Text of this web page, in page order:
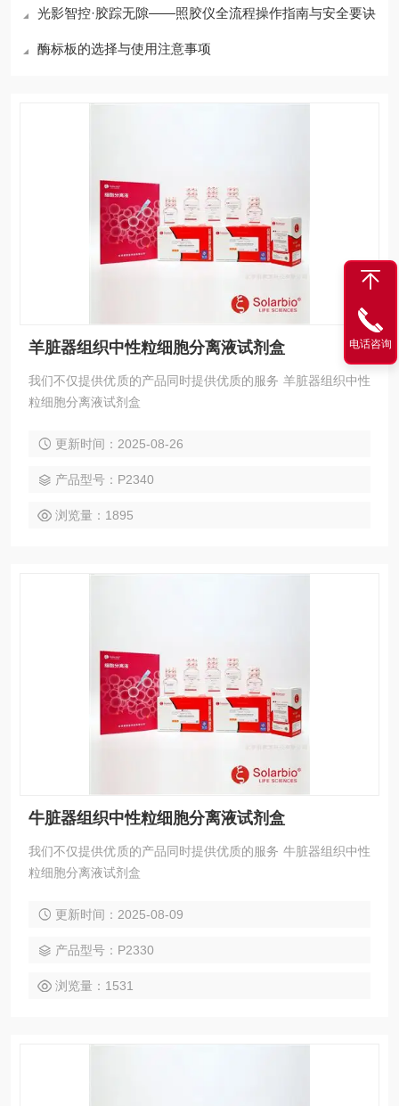
光影智控·胶踪无隙——照胶仪全流程操作指南与安全要诀
酶标板的选择与使用注意事项
羊脏器组织中性粒细胞分离液试剂盒
我们不仅提供优质的产品同时提供优质的服务 羊脏器组织中性
粒细胞分离液试剂盒
更新时间：2025-08-26
产品型号：P2340
浏览量：1895
牛脏器组织中性粒细胞分离液试剂盒
我们不仅提供优质的产品同时提供优质的服务 牛脏器组织中性
粒细胞分离液试剂盒
更新时间：2025-08-09
产品型号：P2330
浏览量：1531
电话咨询